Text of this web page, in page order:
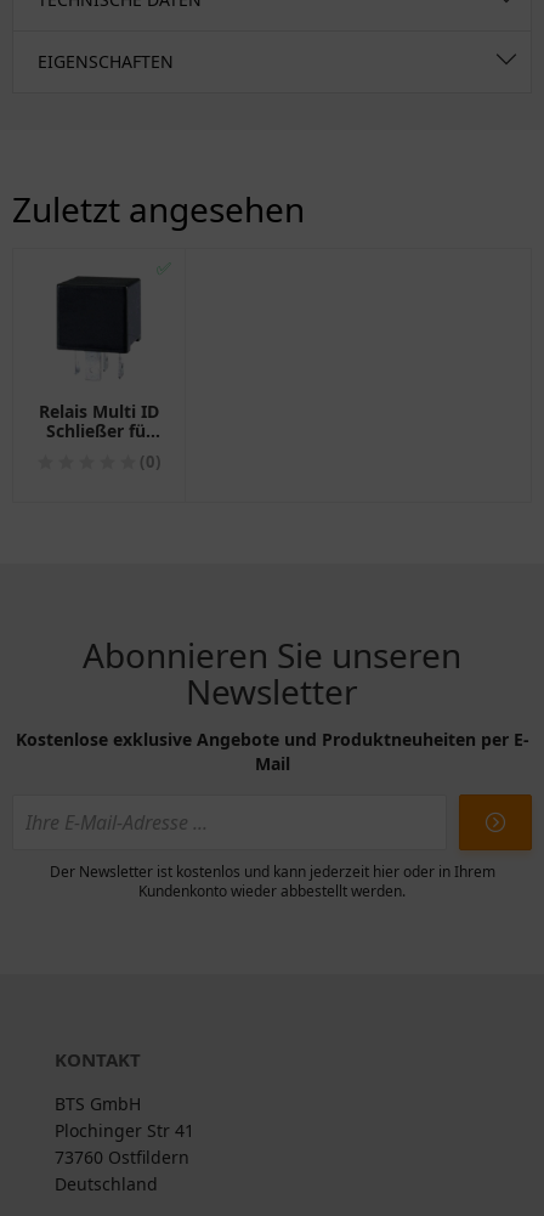
EIGENSCHAFTEN
Zuletzt angesehen
✅
Relais Multi ID
Schließer für
Motorräder(0)
Abonnieren Sie unseren
Newsletter
Kostenlose exklusive Angebote und Produktneuheiten per E-
Mail
Der Newsletter ist kostenlos und kann jederzeit hier oder in Ihrem
Kundenkonto wieder abbestellt werden.
KONTAKT
BTS GmbH
Plochinger Str 41
73760 Ostfildern
Deutschland